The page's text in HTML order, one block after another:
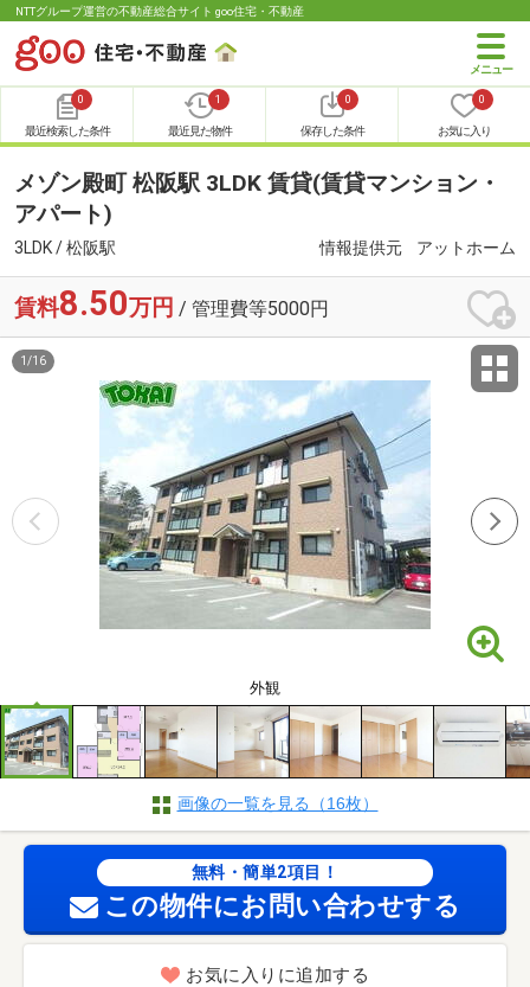
NTTグループ運営の不動産総合サイト goo住宅・不動産
0
最近検索した条件
1
最近見た物件
0
保存した条件
0
お気に入り
メゾン殿町 松阪駅 3LDK 賃貸(賃貸マンション・
アパート)
3LDK / 松阪駅 情報提供元 アットホーム
賃料8.50万円 / 管理費等5000円
外観
1 /16
画像の一覧を見る（16枚）
無料・簡単2項目！
この物件にお問い合わせする
お気に入りに追加する